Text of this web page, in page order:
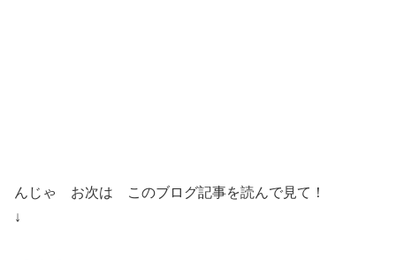
んじゃ お次は このブログ記事を読んで見て！
↓